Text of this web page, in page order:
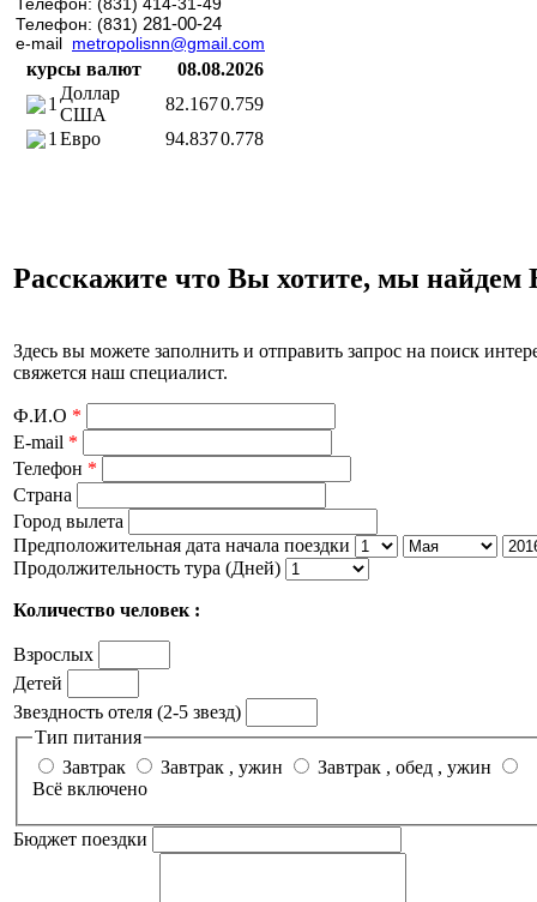
Телефон: (831) 281-00-24
e-mail metropolisnn@gmail.com
курсы валют
08.08.2026
1
Доллар
США
82.1670.759
1 Евро 94.8370.778
Расскажите что Вы хотите, мы
Здесь вы можете заполнить и отправить запрос на поиск
свяжется наш специалист.
Ф.И.О *
E-mail *
Телефон *
Страна
Город вылета
Предположительная дата начала поездки
Продолжительность тура (Дней)
Количество человек :
Взрослых
Детей
Звездность отеля (2-5 звезд)
Тип питания
Завтрак
Завтрак , ужин
Завтрак , обед , ужин
Всё включено
Бюджет поездки